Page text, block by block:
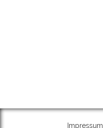
Impressum